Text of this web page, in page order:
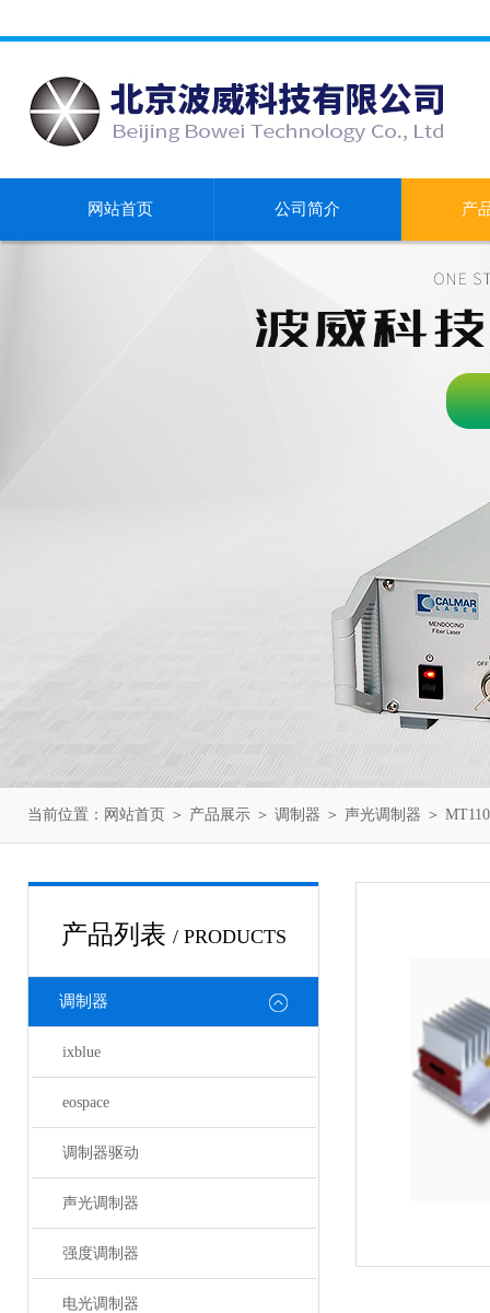
网站首页 公司简介 产
当前位置： 网站首页 ＞ 产品展示 ＞ 调制器 ＞ 声光调制器 ＞
产品列表 / PRODUCTS
调制器
ixblue
eospace
调制器驱动
声光调制器
强度调制器
电光调制器